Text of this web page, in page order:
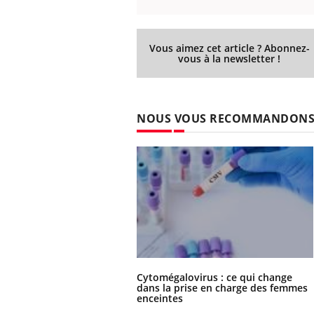
Vous aimez cet article ? Abonnez-
vous à la newsletter !
NOUS VOUS RECOMMANDONS
Cytomégalovirus : ce qui change
dans la prise en charge des femmes
enceintes
Eczéma Chronique des Mains :
expliquer ma maladieYoutube
d'autres non ! D'un côté, poser des
questions sur la maladie d'un proche c'est
...